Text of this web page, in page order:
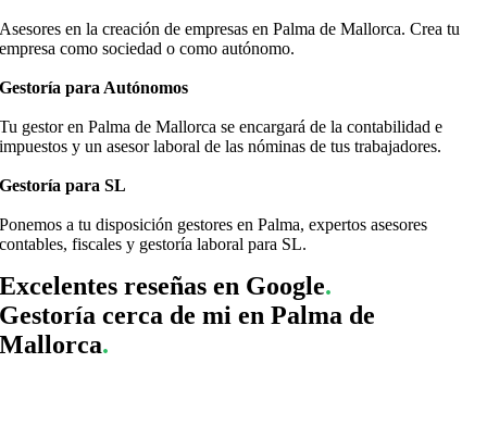
Asesores en la creación de empresas en Palma de Mallorca. Crea tu
empresa como sociedad o como autónomo.
Gestoría para Autónomos
Tu gestor en Palma de Mallorca se encargará de la contabilidad e
impuestos y un asesor laboral de las nóminas de tus trabajadores.
Gestoría para SL
Ponemos a tu disposición gestores en Palma, expertos asesores
contables, fiscales y gestoría laboral para SL.
Excelentes reseñas en Google.
Gestoría cerca de mi en Palma de
Mallorca.